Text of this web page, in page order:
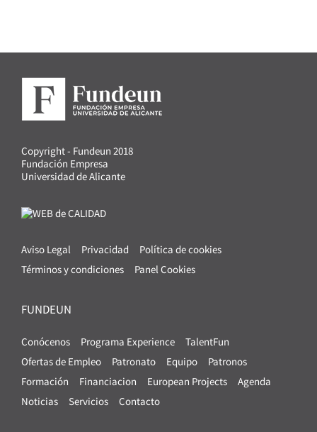
Copyright - Fundeun 2018
Fundación Empresa
Universidad de Alicante
Aviso Legal Privacidad
Política de cookies
Términos y condiciones
Panel Cookies
FUNDEUN
Conócenos Programa Experience
TalentFun
Ofertas de Empleo
Patronato Equipo
Patronos
Formación
Financiacion European Projects
Agenda
Noticias
Servicios Contacto